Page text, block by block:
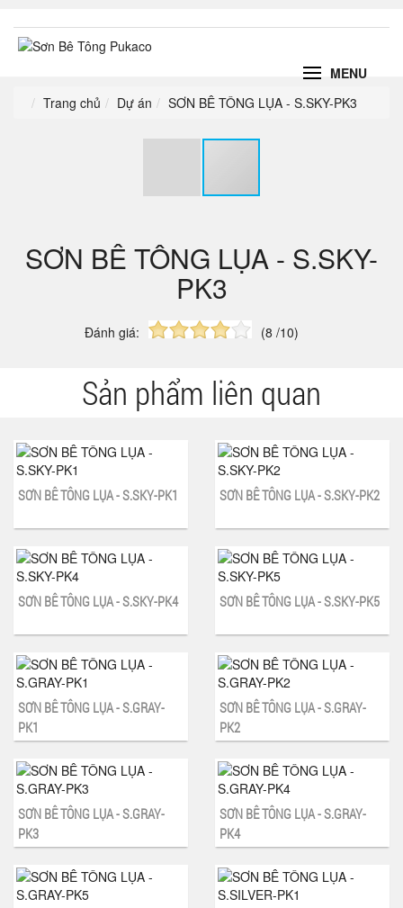
MENU
Trang chủ
Dự án SƠN BÊ TÔNG LỤA - S.SKY-PK3
SƠN BÊ TÔNG LỤA - S.SKY-
PK3
Đánh giá: (8 /10)
Sản phẩm liên quan
SƠN BÊ TÔNG LỤA - S.SKY-PK1 SƠN BÊ TÔNG LỤA - S.SKY-PK2
SƠN BÊ TÔNG LỤA - S.SKY-PK4 SƠN BÊ TÔNG LỤA - S.SKY-PK5
SƠN BÊ TÔNG LỤA - S.GRAY-
PK1
SƠN BÊ TÔNG LỤA - S.GRAY-
PK2
SƠN BÊ TÔNG LỤA - S.GRAY-
PK3
SƠN BÊ TÔNG LỤA - S.GRAY-
PK4